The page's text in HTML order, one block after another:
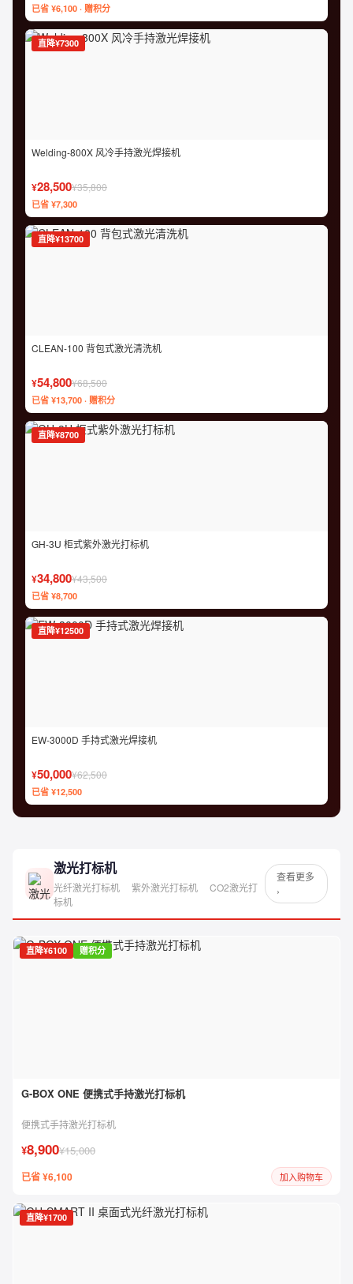
已省 ¥6,100 · 赠积分
直降¥7300
Welding-800X 风冷手持激光焊接机
¥28,500¥35,800
已省 ¥7,300
直降¥13700
CLEAN-100 背包式激光清洗机
¥54,800¥68,500
已省 ¥13,700 · 赠积分
直降¥8700
GH-3U 柜式紫外激光打标机
¥34,800¥43,500
已省 ¥8,700
直降¥12500
EW-3000D 手持式激光焊接机
¥50,000¥62,500
已省 ¥12,500
激光打标机
光纤激光打标机 紫外激光打标机
CO2激光打
标机
查看更多
›
直降¥6100 赠积分
G-BOX ONE 便携式手持激光打标机
便携式手持激光打标机
¥8,900¥15,000
已省 ¥6,100 加入购物车
直降¥1700